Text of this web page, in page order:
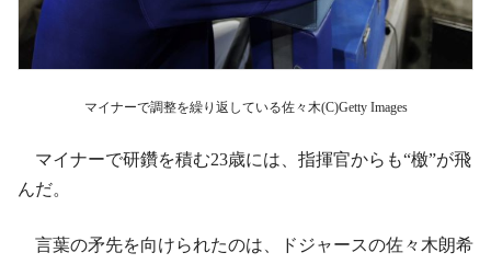
マイナーで調整を繰り返している佐々木(C)Getty Images
マイナーで研鑽を積む23歳には、指揮官からも“檄”が飛
んだ。
言葉の矛先を向けられたのは、ドジャースの佐々木朗希